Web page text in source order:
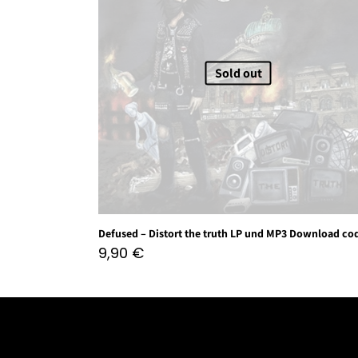
Sold out
Defused – Distort the truth LP und MP3 Download
9,90 €